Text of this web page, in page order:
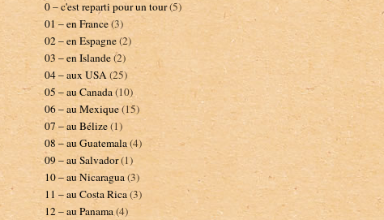
0 – c'est reparti pour un tour(5)
01 – en France(3)
02 – en Espagne(2)
03 – en Islande(2)
04 – aux USA(25)
05 – au Canada(10)
06 – au Mexique(15)
07 – au Bélize(1)
08 – au Guatemala(4)
09 – au Salvador(1)
10 – au Nicaragua(3)
11 – au Costa Rica(3)
12 – au Panama(4)